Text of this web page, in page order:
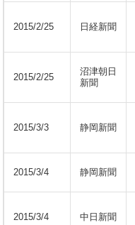
2015/2/25 日経新聞
2015/2/25
沼津朝日
新聞
2015/3/3 静岡新聞
2015/3/4 静岡新聞
2015/3/4 中日新聞